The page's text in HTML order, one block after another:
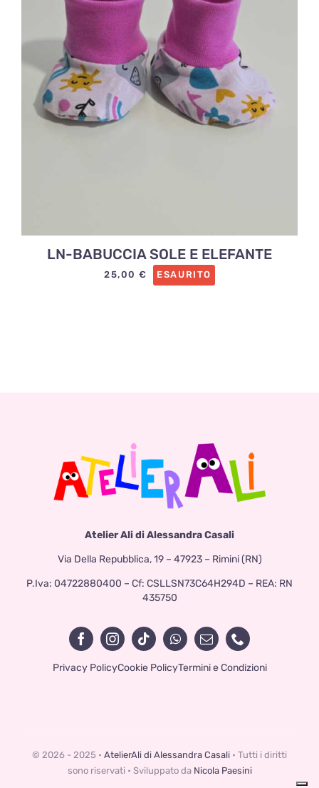
LN-BABUCCIA SOLE E ELEFANTE
25,00€ ESAURITO
Atelier Ali di Alessandra Casali
Via Della Repubblica, 19 – 47923 – Rimini (RN)
P.Iva: 04722880400 – Cf: CSLLSN73C64H294D – REA: RN
435750
Privacy PolicyCookie PolicyTermini e Condizioni
© 2026 - 2025 • AtelierAli di Alessandra Casali • Tutti i diritti
sono riservati • Sviluppato da Nicola Paesini